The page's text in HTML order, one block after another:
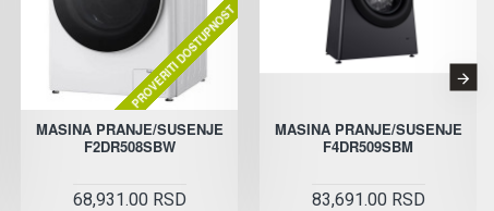
PROVERITI DOSTUPNOST
MASINA PRANJE/SUSENJE
F2DR508SBW
68,931.00 RSD
MASINA PRANJE/SUSENJE
F4DR509SBM
83,691.00 RSD